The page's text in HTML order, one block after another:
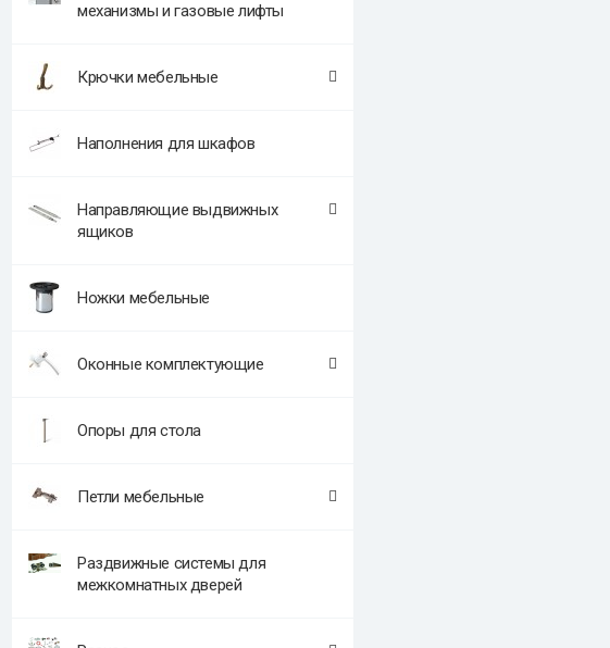
механизмы и газовые лифты
Крючки мебельные
Наполнения для шкафов
Направляющие выдвижных
ящиков
Ножки мебельные
Оконные комплектующие
Опоры для стола
Петли мебельные
Раздвижные системы для
межкомнатных дверей